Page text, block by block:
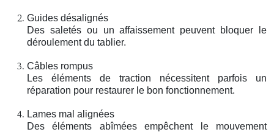
Guides désalignés
Des saletés ou un affaissement peuvent bloquer le
déroulement du tablier.
Câbles rompus
Les éléments de traction nécessitent parfois un
réparation pour restaurer le bon fonctionnement.
Lames mal alignées
Des éléments abîmées empêchent le mouvement